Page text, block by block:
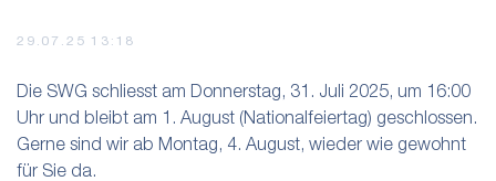
29.07.25 13:18
Die SWG schliesst am Donnerstag, 31. Juli 2025, um 16:00
Uhr und bleibt am 1. August (Nationalfeiertag) geschlossen.
Gerne sind wir ab Montag, 4. August, wieder wie gewohnt
für Sie da.